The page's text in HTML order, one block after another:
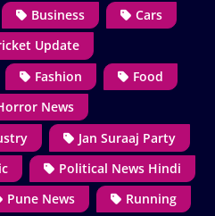
Business
Cars
Update
Fashion
Food
News
Jan Suraaj Party
Political News Hindi
Pune News
Running